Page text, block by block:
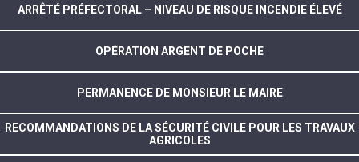
ARRÊTÉ PRÉFECTORAL – NIVEAU DE RISQUE INCENDIE ÉLEVÉ
OPÉRATION ARGENT DE POCHE
PERMANENCE DE MONSIEUR LE MAIRE
RECOMMANDATIONS DE LA SÉCURITÉ CIVILE POUR LES TRAVAUX
AGRICOLES